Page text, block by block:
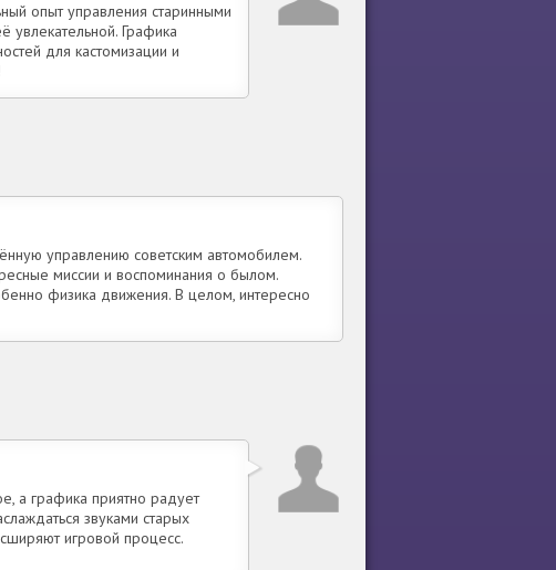
опыт управления старинными
Графика
для кастомизации и
управлению советским автомобилем.
миссии и воспоминания о былом.
физика движения. В целом, интересно
а графика приятно радует
звуками старых
игровой процесс.